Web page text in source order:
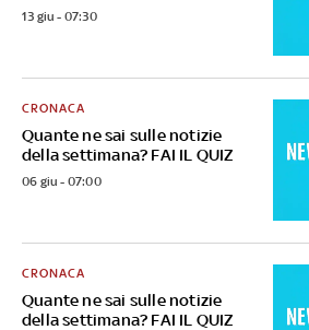
13 giu - 07:30
Quante ne sai sulle notizie
della settimana? FAI IL QUIZ
CRONACA
06 giu - 07:00
Quante ne sai sulle notizie
della settimana? FAI IL QUIZ
CRONACA